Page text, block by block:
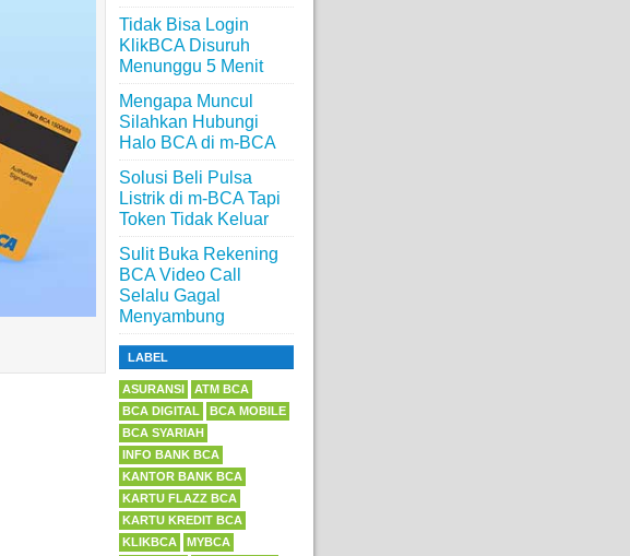
Tidak Bisa Login
KlikBCA Disuruh
Menunggu 5 Menit
Mengapa Muncul
Silahkan Hubungi
Halo BCA di m-BCA
Solusi Beli Pulsa
Listrik di m-BCA Tapi
Token Tidak Keluar
Sulit Buka Rekening
BCA Video Call
Selalu Gagal
Menyambung
LABEL
ASURANSI
ATM BCA
BCA DIGITAL
BCA MOBILE
BCA SYARIAH
INFO BANK BCA
KANTOR BANK BCA
KARTU FLAZZ BCA
KARTU KREDIT BCA
KLIKBCA
MYBCA